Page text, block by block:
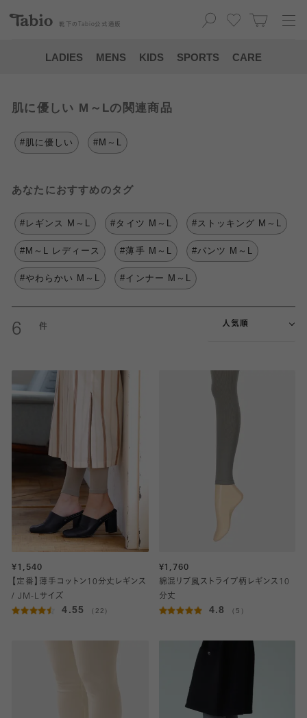
靴下の Tabio 公式通販
LADIES MENS KIDS SPORTS CARE
肌に優しい M～Lの関連商品
#肌に優しい #M～L
あなたにおすすめのタグ
#レギンス M～L #タイツ M～L #ストッキング M～L
#M～L レディース #薄手 M～L #パンツ M～L
#やわらかい M～L #インナー M～L
6 人気順
¥1,540
【定番】薄手コットン10分丈レギンス
/ JM-Lサイズ
4.55 （22）
¥1,760
綿混リブ風ストライプ柄レギンス10
分丈
4.8 （5）